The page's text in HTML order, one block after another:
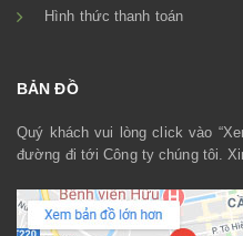
Hình thức thanh toán
BẢN ĐỒ
Quý khách vui lòng click vào
đường đi tới Công ty chúng tôi.